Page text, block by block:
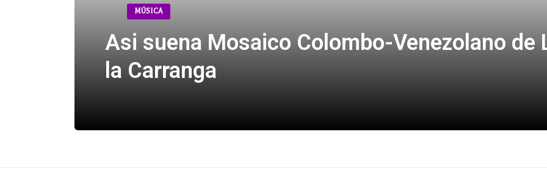
MÚSICA
Asi suena Mosaico Colombo-Venezolano de
la Carranga